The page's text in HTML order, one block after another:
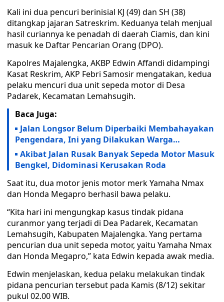
Kali ini dua pencuri berinisial KJ (49) dan SH (38)
ditangkap jajaran Satreskrim. Keduanya telah menjual
hasil curiannya ke penadah di daerah Ciamis, dan kini
masuk ke Daftar Pencarian Orang (DPO).
Kapolres Majalengka, AKBP Edwin Affandi didampingi
Kasat Reskrim, AKP Febri Samosir mengatakan, kedua
pelaku mencuri dua unit sepeda motor di Desa
Padarek, Kecamatan Lemahsugih.
Baca Juga:
Jalan Longsor Belum Diperbaiki Membahayakan
Pengendara, Ini yang Dilakukan Warga…
Akibat Jalan Rusak Banyak Sepeda Motor Masuk
Bengkel, Didominasi Kerusakan Roda
Saat itu, dua motor jenis motor merk Yamaha Nmax
dan Honda Megapro berhasil bawa pelaku.
“Kita hari ini mengungkap kasus tindak pidana
curanmor yang terjadi di Dea Padarek, Kecamatan
Lemahsugih, Kabupaten Majalengka. Yang pertama
pencurian dua unit sepeda motor, yaitu Yamaha Nmax
dan Honda Megapro,” kata Edwin kepada awak media.
Edwin menjelaskan, kedua pelaku melakukan tindak
pidana pencurian tersebut pada Kamis (8/12) sekitar
pukul 02.00 WIB.